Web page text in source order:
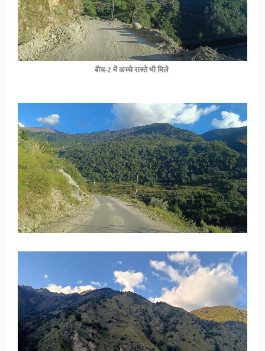
बीच-2 में कच्चे रास्ते भी मिले